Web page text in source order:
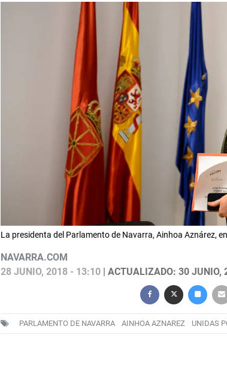
La presidenta del Parlamento de Navarra, Ainhoa Aznárez,
NAVARRA.COM
28 JUNIO, 2018 - 13:10| ACTUALIZADO: 30 JUNIO,
PARLAMENTO DE NAVARRA AINHOA AZNAREZ UNIDAS